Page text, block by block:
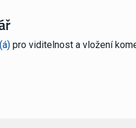
pro viditelnost a vložení